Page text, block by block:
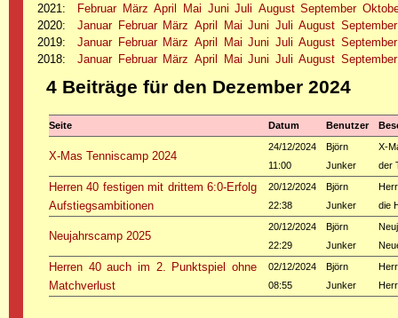
2021: Februar März April Mai Juni Juli August September
2020: Januar Februar März April Mai Juni Juli August September
2019: Januar Februar März April Mai Juni Juli August September
2018: Januar Februar März April Mai Juni Juli August September
4 Beiträge für den Dezember 2024
Seite Datum Benutzer
X-Mas Tenniscamp 2024
24/12/2024
11:00
Björn
Junker
X-
der
Herren 40 festigen mit drittem 6:0-Erfolg
Aufstiegsambitionen
20/12/2024
22:38
Björn
Junker
die
Neujahrscamp 2025
20/12/2024
22:29
Björn
Junker
Herren 40 auch im 2. Punktspiel ohne
Matchverlust
02/12/2024
08:55
Björn
Junker